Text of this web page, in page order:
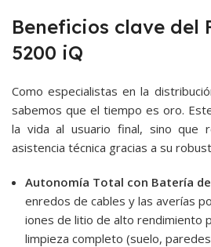
Beneficios clave del
5200 iQ
Como especialistas en la
sabemos que el tiempo es oro.
la vida al usuario final, sino que
asistencia técnica gracias a su
Autonomía Total con Batería
enredos de cables y las averías
iones de litio de alto rendimiento
limpieza completo (suelo,